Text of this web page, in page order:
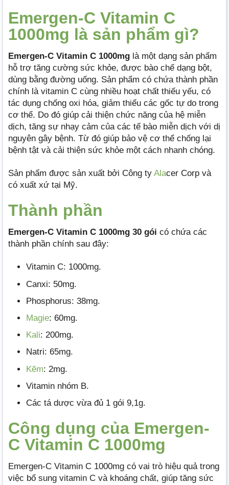
Emergen-C Vitamin C
1000mg là sản phẩm gì?
Emergen-C Vitamin C 1000mg là một dạng sản phẩm
hỗ trợ tăng cường sức khỏe, được bào chế dạng bột,
dùng bằng đường uống. Sản phẩm có chứa thành phần
chính là vitamin C cùng nhiều hoạt chất thiếu yếu, có
tác dụng chống oxi hóa, giảm thiểu các gốc tự do trong
cơ thể. Do đó giúp cải thiện chức năng của hệ miễn
dịch, tăng sự nhạy cảm của các tế bào miễn dịch với dị
nguyên gây bệnh. Từ đó giúp bảo vệ cơ thể chống lại
bệnh tật và cải thiện sức khỏe một cách nhanh chóng.
Sản phẩm được sản xuất bởi Công ty Alacer Corp và
có xuất xứ tại Mỹ.
Thành phần
Emergen-C Vitamin C 1000mg 30 gói có chứa các
thành phần chính sau đây:
Vitamin C: 1000mg.
Canxi: 50mg.
Phosphorus: 38mg.
Magie: 60mg.
Kali: 200mg.
Natri: 65mg.
Kẽm: 2mg.
Vitamin nhóm B.
Các tá dược vừa đủ 1 gói 9,1g.
Công dụng của Emergen-
C Vitamin C 1000mg
Emergen-C Vitamin C 1000mg có vai trò hiệu quả trong
việc bổ sung vitamin C và khoáng chất, giúp tăng sức